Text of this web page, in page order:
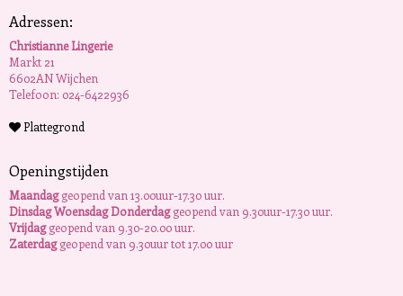
Adressen:
Christianne Lingerie
Markt 21
6602AN Wijchen
Telefoon: 024-6422936
Plattegrond
Openingstijden
Maandaggeopend van 13.00uur-17.30 uur.
Dinsdag Woensdag Donderdaggeopend van 9.30uur-17.30 uur.
Vrijdaggeopend van 9.30-20.00 uur.
Zaterdaggeopend van 9.30uur tot 17.00 uur